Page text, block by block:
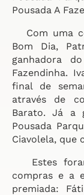
Pousada A
Com uma
Bom Dia,
ganhadora
Fazendinha.
final de
através de
Barato. Já a
Pousada
Ciavolela, que
Estes
compras e a
premiada: